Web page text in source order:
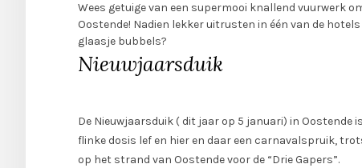
Wees getuige van een supermooi knallend vuurwerk
Oostende! Nadien lekker uitrusten in één van de
glaasje bubbels?
Nieuwjaarsduik
De Nieuwjaarsduik ( dit jaar op 5 januari) in Oostende
flinke dosis lef en hier en daar een carnavalspruik,
op het strand van Oostende voor de “Drie Gapers”.